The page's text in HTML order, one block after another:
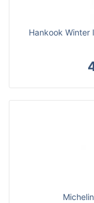
Hankook Winter